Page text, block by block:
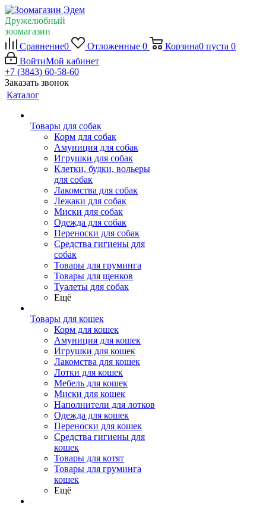
Дружелюбный
зоомагазин
Сравнение0 Отложенные 0 Корзина0 пуста 0
ВойтиМой кабинет
+7 (3843) 60-58-60
Заказать звонок
Каталог
Товары для собак
Корм для собак
Амуниция для собак
Игрушки для собак
Клетки, будки, вольеры
для собак
Лакомства для собак
Лежаки для собак
Миски для собак
Одежда для собак
Переноски для собак
Средства гигиены для
собак
Товары для груминга
Товары для щенков
Туалеты для собак
Ещё
Товары для кошек
Корм для кошек
Амуниция для кошек
Игрушки для кошек
Лакомства для кошек
Лотки для кошек
Мебель для кошек
Миски для кошек
Наполнители для лотков
Одежда для кошек
Переноски для кошек
Средства гигиены для
кошек
Товары для котят
Товары для груминга
кошек
Ещё